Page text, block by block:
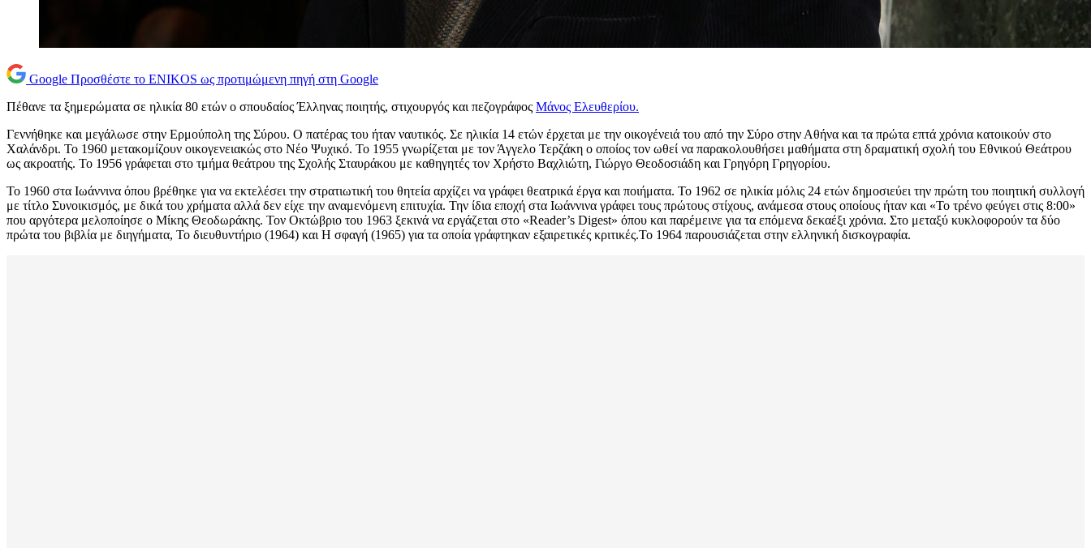
Google Προσθέστε το ENIKOS ως προτιμώμενη πηγή στη Google
Πέθανε τα ξημερώματα σε ηλικία 80 ετών ο σπουδαίος Έλληνας ποιητής, στιχουργός και πεζογράφος Μάνος Ελευθερίου.
Γεννήθηκε και μεγάλωσε στην Ερμούπολη της Σύρου. Ο πατέρας του ήταν ναυτικός. Σε ηλικία 14 ετών έρχεται με την οικογένειά του από την Σύρο στην Αθήνα και τα πρώτα επτά χρόνια κατοικούν στο
Χαλάνδρι. Το 1960 μετακομίζουν οικογενειακώς στο Νέο Ψυχικό. Το 1955 γνωρίζεται με τον Άγγελο Τερζάκη ο οποίος τον ωθεί να παρακολουθήσει μαθήματα στη δραματική σχολή του Εθνικού Θεάτρου
ως ακροατής. Το 1956 γράφεται στο τμήμα θεάτρου της Σχολής Σταυράκου με καθηγητές τον Χρήστο Βαχλιώτη, Γιώργο Θεοδοσιάδη και Γρηγόρη Γρηγορίου.
Το 1960 στα Ιωάννινα όπου βρέθηκε για να εκτελέσει την στρατιωτική του θητεία αρχίζει να γράφει θεατρικά έργα και ποιήματα. Το 1962 σε ηλικία μόλις 24 ετών δημοσιεύει την πρώτη του ποιητική συλλογή
με τίτλο Συνοικισμός, με δικά του χρήματα αλλά δεν είχε την αναμενόμενη επιτυχία. Την ίδια εποχή στα Ιωάννινα γράφει τους πρώτους στίχους, ανάμεσα στους οποίους ήταν και «Το τρένο φεύγει στις 8:00»
που αργότερα μελοποίησε ο Μίκης Θεοδωράκης. Τον Οκτώβριο του 1963 ξεκινά να εργάζεται στο «Reader’s Digest» όπου και παρέμεινε για τα επόμενα δεκαέξι χρόνια. Στο μεταξύ κυκλοφορούν τα δύο
πρώτα του βιβλία με διηγήματα, Το διευθυντήριο (1964) και Η σφαγή (1965) για τα οποία γράφτηκαν εξαιρετικές κριτικές.Το 1964 παρουσιάζεται στην ελληνική δισκογραφία.